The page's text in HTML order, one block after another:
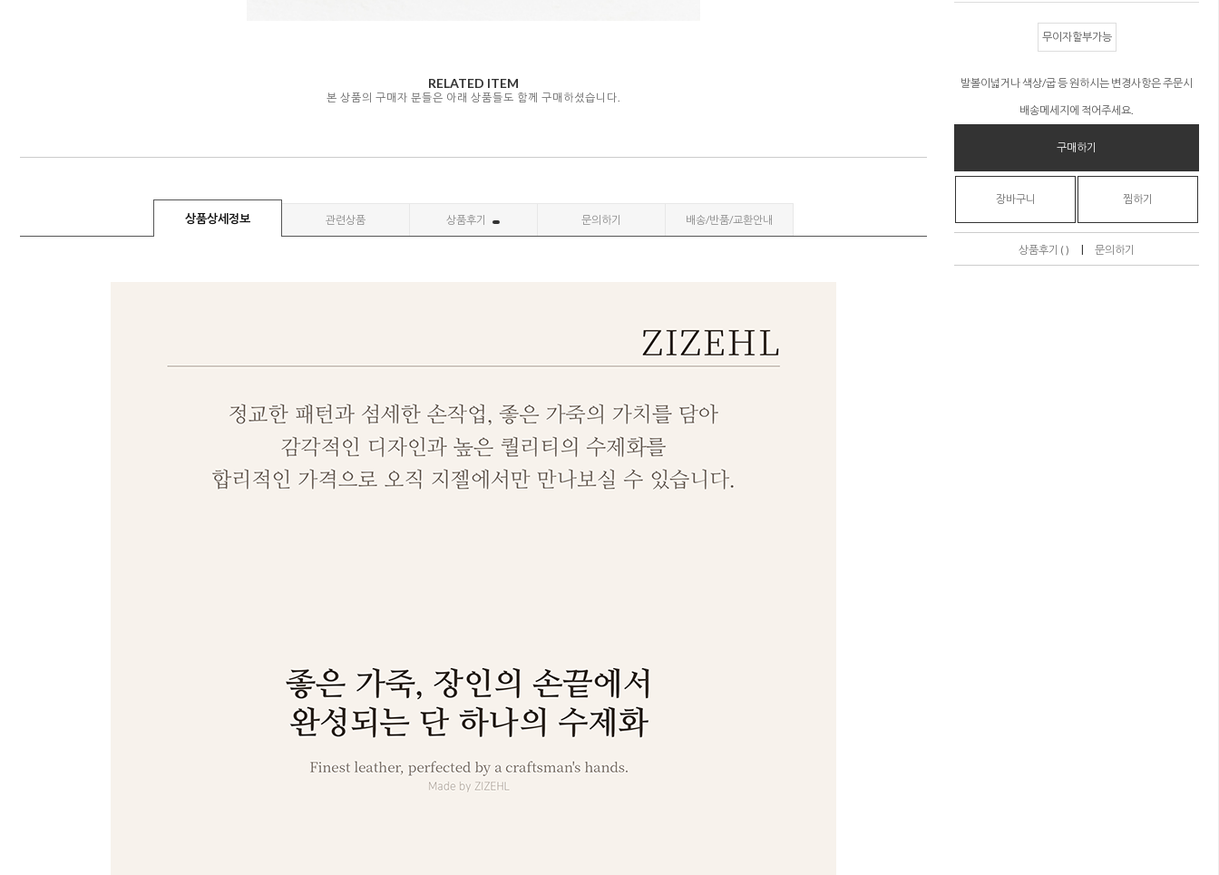
RELATED ITEM
본 상품의 구매자 분들은 아래 상품들도 함께 구매하셨습니다.
상품상세정보 관련상품 상품후기 문의하기 배송/반품/교환안내
무이자할부가능
발볼이넓거나 색상/굽 등 원하시는 변경사항은 주문시
배송메세지에 적어주세요.
구매하기
장바구니 찜하기
상품후기 ( ) | 문의하기